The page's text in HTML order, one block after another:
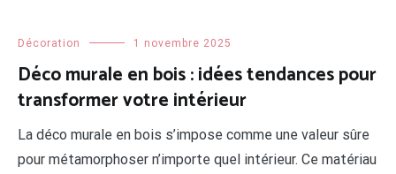
Décoration 1 novembre 2025
Déco murale en bois : idées tendances pour
transformer votre intérieur
La déco murale en bois s’impose comme une valeur sûre
pour métamorphoser n’importe quel intérieur. Ce matériau